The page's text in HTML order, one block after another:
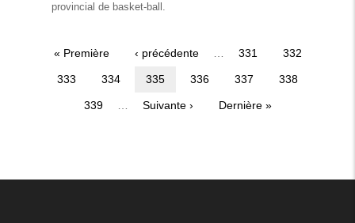
provincial de basket-ball.
Pagination
Première
« Première
Page
‹ précédente Page
331 Page
332
Page
333 Page
334
Page
335 Page
336 Page
337 Page
338
Page
339
Page
Suivante ›
Dernière
Dernière »